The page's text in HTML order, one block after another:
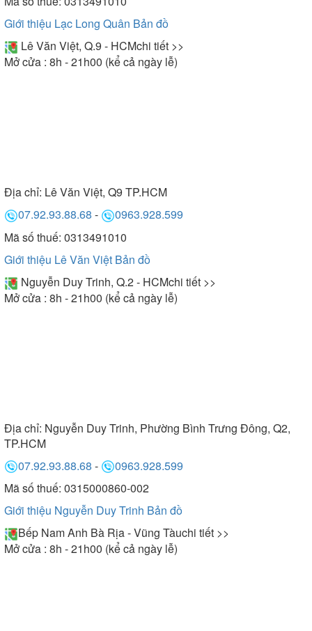
Giới thiệu Lạc Long Quân Bản đồ
Lê Văn Việt, Q.9 - HCMchi tiết >>
Mở cửa : 8h - 21h00 (kể cả ngày lễ)
Địa chỉ: Lê Văn Việt, Q9 TP.HCM
07.92.93.88.68 -
0963.928.599
Mã số thuế: 0313491010
Giới thiệu Lê Văn Việt Bản đồ
Nguyễn Duy Trinh, Q.2 - HCMchi tiết >>
Mở cửa : 8h - 21h00 (kể cả ngày lễ)
Địa chỉ: Nguyễn Duy Trinh, Phường Bình Trưng Đông, Q2,
TP.HCM
07.92.93.88.68 -
0963.928.599
Mã số thuế: 0315000860-002
Giới thiệu Nguyễn Duy Trinh Bản đồ
Bếp Nam Anh Bà Rịa - Vũng Tàuchi tiết >>
Mở cửa : 8h - 21h00 (kể cả ngày lễ)